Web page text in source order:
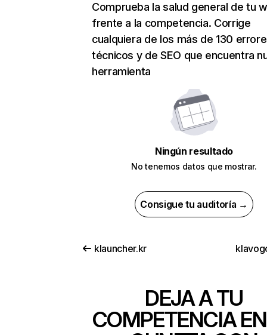
Comprueba la salud general de tu
frente a la competencia. Corrige
cualquiera de los más de 130
técnicos y de SEO que encuentra
herramienta
Ningún resultado
No tenemos datos que mostrar.
Consigue tu auditoría →
klauncher.kr
DEJA A TU
COMPETENCIA